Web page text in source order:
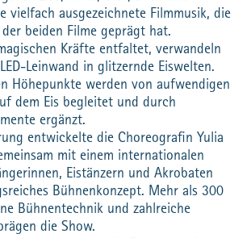
vielfach ausgezeichnete Filmmusik, die
beiden Filme geprägt hat.
Kräfte entfaltet, verwandeln
Leinwand in glitzernde Eiswelten.
Höhepunkte werden von aufwendigen
dem Eis begleitet und durch
ergänzt.
entwickelte die Choreografin Yulia
mit einem internationalen
Eistänzern und Akrobaten
Bühnenkonzept. Mehr als 300
Bühnentechnik und zahlreiche
die Show.